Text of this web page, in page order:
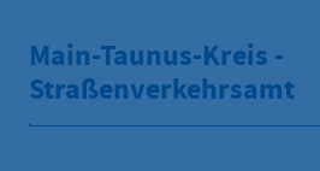
Main-Taunus-Kreis -
Straßenverkehrsamt